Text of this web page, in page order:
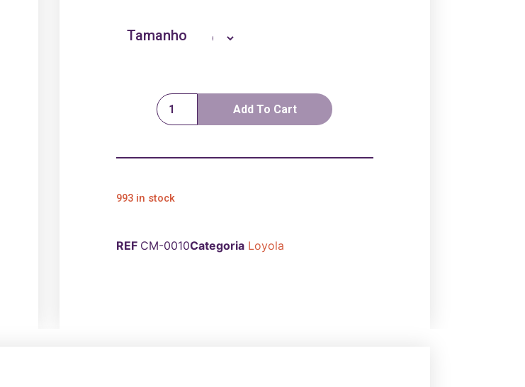
Tamanho
Add To Cart
993 in stock
REF CM-0010Categoria Loyola